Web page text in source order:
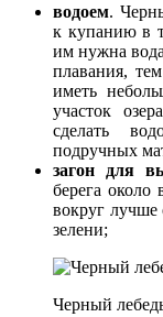
водоем.
к купанию в
им нужна
плавания,
иметь
участок
сделать
подручных
загон для
берега около
вокруг лучше
зелени;
Черный